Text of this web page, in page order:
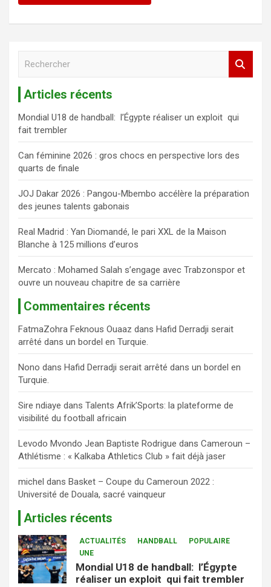
r
c
h
e
r
Articles récents
Mondial U18 de handball: l’Égypte réaliser un exploit qui
fait trembler
Can féminine 2026 : gros chocs en perspective lors des
quarts de finale
JOJ Dakar 2026 : Pangou-Mbembo accélère la préparation
des jeunes talents gabonais
Real Madrid : Yan Diomandé, le pari XXL de la Maison
Blanche à 125 millions d’euros
Mercato : Mohamed Salah s’engage avec Trabzonspor et
ouvre un nouveau chapitre de sa carrière
Commentaires récents
FatmaZohra Feknous Ouaaz dans Hafid Derradji serait
arrêté dans un bordel en Turquie.
Nono dans Hafid Derradji serait arrêté dans un bordel en
Turquie.
Sire ndiaye dans Talents Afrik’Sports: la plateforme de
visibilité du football africain
Levodo Mvondo Jean Baptiste Rodrigue dans Cameroun –
Athlétisme : « Kalkaba Athletics Club » fait déjà jaser
michel dans Basket – Coupe du Cameroun 2022 :
Université de Douala, sacré vainqueur
Articles récents
ACTUALITÉS HANDBALL
POPULAIRE
UNE
Mondial U18 de handball: l’Égypte
réaliser un exploit qui fait trembler